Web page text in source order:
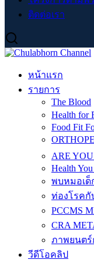
ติดต่อเรา
หน้าแรก
รายการ
The Blood
Health
Food Fit
ARE
Health
พบหมอเ
ท่องโรค
PCCMS
CRA
ภาพยนตร์
วีดีโอคลิป